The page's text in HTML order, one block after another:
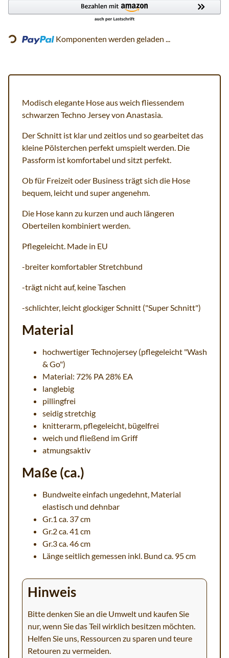
Loading... Komponenten werden geladen ...
Modisch elegante Hose aus weich fliessendem
schwarzen Techno Jersey von Anastasia.
Der Schnitt ist klar und zeitlos und so gearbeitet das
kleine Pölsterchen perfekt umspielt werden. Die
Passform ist komfortabel und sitzt perfekt.
Ob für Freizeit oder Business trägt sich die Hose
bequem, leicht und super angenehm.
Die Hose kann zu kurzen und auch längeren
Oberteilen kombiniert werden.
Pflegeleicht. Made in EU
-breiter komfortabler Stretchbund
-trägt nicht auf, keine Taschen
-schlichter, leicht glockiger Schnitt ("Super Schnitt")
Material
hochwertiger Technojersey (pflegeleicht "Wash
& Go")
Material: 72% PA 28% EA
langlebig
pillingfrei
seidig stretchig
knitterarm, pflegeleicht, bügelfrei
weich und fließend im Griff
atmungsaktiv
Maße (ca.)
Bundweite einfach ungedehnt, Material
elastisch und dehnbar
Gr.1 ca. 37 cm
Gr.2 ca. 41 cm
Gr.3 ca. 46 cm
Länge seitlich gemessen inkl. Bund ca. 95 cm
Hinweis
Bitte denken Sie an die Umwelt und kaufen Sie
nur, wenn Sie das Teil wirklich besitzen möchten.
Helfen Sie uns, Ressourcen zu sparen und teure
Retouren zu vermeiden.